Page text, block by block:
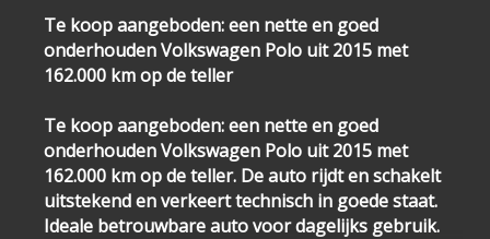
Bestuurdersairbag
Brake assist system
Elektronisch sper differentieel
Elektronisch stabiliteits programma
Elektronische remkrachtverdeling
Hoofd airbag(s) voor
Te koop aangeboden: een nette en goed
onderhouden Volkswagen Polo uit 2015 met
162.000 km op de teller
Te koop aangeboden: een nette en goed
onderhouden Volkswagen Polo uit 2015 met
162.000 km op de teller. De auto rijdt en schakelt
uitstekend en verkeert technisch in goede staat.
Ideale betrouwbare auto voor dagelijks gebruik.